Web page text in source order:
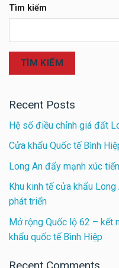
Tìm kiếm
TÌM KIẾM
Recent Posts
Hệ số điều chỉnh giá đất
Cửa khẩu Quốc tế Bình
Long An đẩy mạnh xúc
Khu kinh tế cửa khẩu
phát triển
Mở rộng Quốc lộ 62 – kết
khẩu quốc tế Bình Hiệp